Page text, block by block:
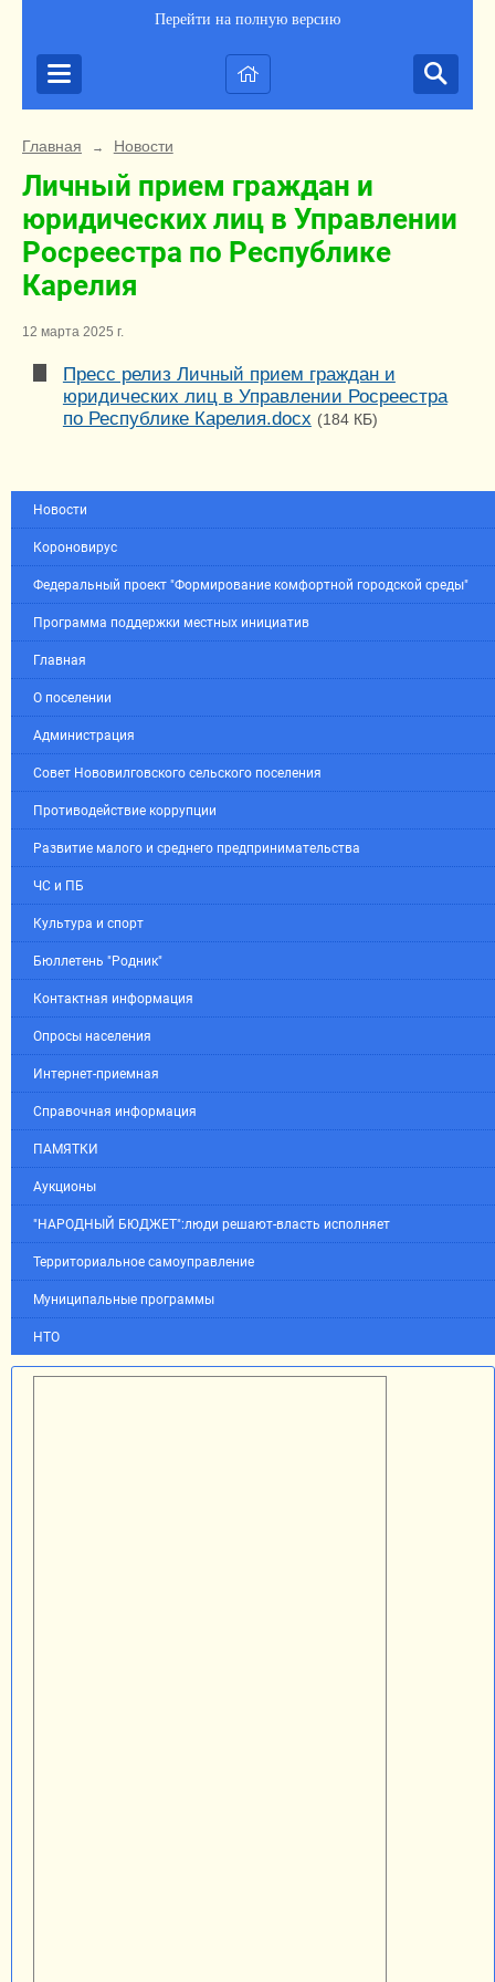
Перейти на полную версию
Главная → Новости
Личный прием граждан и
юридических лиц в Управлении
Росреестра по Республике
Карелия
12 марта 2025 г.
Пресс релиз Личный прием граждан и
юридических лиц в Управлении Росреестра
по Республике Карелия.docx (184 КБ)
Новости
Короновирус
Федеральный проект "Формирование комфортной городской среды"
Программа поддержки местных инициатив
Главная
О поселении
Администрация
Совет Нововилговского сельского поселения
Противодействие коррупции
Развитие малого и среднего предпринимательства
ЧС и ПБ
Культура и спорт
Бюллетень "Родник"
Контактная информация
Опросы населения
Интернет-приемная
Справочная информация
ПАМЯТКИ
Аукционы
"НАРОДНЫЙ БЮДЖЕТ":люди решают-власть исполняет
Территориальное самоуправление
Муниципальные программы
НТО